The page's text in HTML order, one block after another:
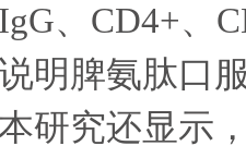
IgG、 CD4+、
明脾氨肽口
研究还显示